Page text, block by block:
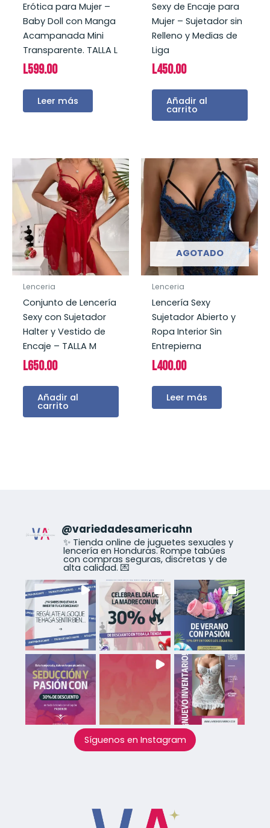
Erótica para Mujer –
Baby Doll con Manga
Acampanada Mini
Transparente. TALLA L
L599.00
Leer más
Sexy de Encaje para
Mujer – Sujetador sin
Relleno y Medias de
Liga
L450.00
Añadir al
carrito
Lenceria
Conjunto de Lencería
Sexy con Sujetador
Halter y Vestido de
Encaje – TALLA M
L650.00
Añadir al
carrito
AGOTADO
Lenceria
Lencería Sexy
Sujetador Abierto y
Ropa Interior Sin
Entrepierna
L400.00
Leer más
@variedadesamericahn
✨ Tienda online de juguetes sexuales y
lencería en Honduras. Rompe tabúes
con compras seguras, discretas y de
alta calidad. 💌
Síguenos en Instagram